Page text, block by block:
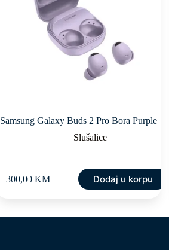
Samsung Galaxy Buds 2 Pro Bora Purple
Slušalice
300,00KM Dodaj u korpu